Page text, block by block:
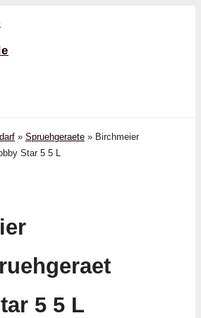
» Spruehgeraete » Birchmeier
Star 5 5 L
5 5 L